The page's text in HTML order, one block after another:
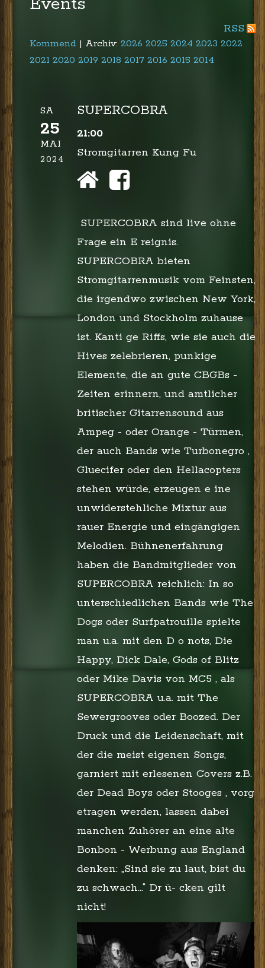
RSS
Kommend | Archiv: 2026 2025 2024 2023 2022
2021 2020 2019 2018 2017 2016 2015 2014
SA
25
MAI
2024
SUPERCOBRA
21:00
Stromgitarren Kung Fu
SUPERCOBRA sind live ohne
Frage ein E reignis.
SUPERCOBRA bieten
Stromgitarrenmusik vom Feinsten,
die irgendwo zwischen New York,
London und Stockholm zuhause
ist. Kanti ge Riffs, wie sie auch die
Hives zelebrieren, punkige
Elemente, die an gute CBGBs -
Zeiten erinnern, und amtlicher
britischer Gitarrensound aus
Ampeg - oder Orange - Türmen,
der auch Bands wie Turbonegro ,
Gluecifer oder den Hellacopters
stehen würde, erzeugen e ine
unwiderstehliche Mixtur aus
rauer Energie und eingängigen
Melodien. Bühnenerfahrung
haben die Bandmitglieder von
SUPERCOBRA reichlich: In so
unterschiedlichen Bands wie The
Dogs oder Surfpatrouille spielte
man u.a. mit den D o nots, Die
Happy, Dick Dale, Gods of Blitz
oder Mike Davis von MC5 , als
SUPERCOBRA u.a. mit The
Sewergrooves oder Boozed. Der
Druck und die Leidenschaft, mit
der die meist eigenen Songs,
garniert mit erlesenen Covers z.B.
der Dead Boys oder Stooges , vorg
etragen werden, lassen dabei
manchen Zuhörer an eine alte
Bonbon - Werbung aus England
denken: „Sind sie zu laut, bist du
zu schwach...“ Dr ü- cken gilt
nicht!